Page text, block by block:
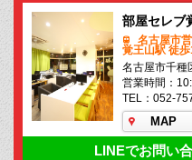
部屋セレブ
名古屋市
覚王山駅 徒
名古屋市千種
営業時間：
TEL：052-
MAP
LINEでお問い